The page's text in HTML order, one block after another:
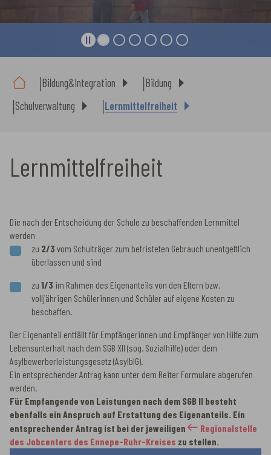
Bildung&Integration
Bildung
Schulverwaltung
Lernmittelfreiheit
Lernmittelfreiheit
Die nach der Entscheidung der Schule zu beschaffenden Lernmittel
werden
zu 2/3 vom Schulträger zum befristeten Gebrauch unentgeltlich
überlassen und sind
zu 1/3 im Rahmen des Eigenanteils von den Eltern bzw.
volljährigen Schülerinnen und Schüler auf eigene Kosten zu
beschaffen.
Der Eigenanteil entfällt für Empfängerinnen und Empfänger von Hilfe zum
Lebensunterhalt nach dem SGB XII (sog. Sozialhilfe) oder dem
Asylbewerberleistungsgesetz (AsylblG).
Ein entsprechender Antrag kann unter dem Reiter Formulare abgerufen
werden.
Für Empfangende von Leistungen nach dem SGB II besteht
ebenfalls ein Anspruch auf Erstattung des Eigenanteils. Ein
entsprechender Antrag ist bei der jeweiligen
Regionalstelle
des Jobcenters des Ennepe-Ruhr-Kreises zu stellen.